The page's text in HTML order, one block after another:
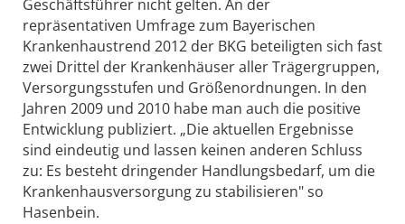
Geschäftsführer nicht gelten. An der
repräsentativen Umfrage zum Bayerischen
Krankenhaustrend 2012 der BKG beteiligten sich fast
zwei Drittel der Krankenhäuser aller Trägergruppen,
Versorgungsstufen und Größenordnungen. In den
Jahren 2009 und 2010 habe man auch die positive
Entwicklung publiziert. „Die aktuellen Ergebnisse
sind eindeutig und lassen keinen anderen Schluss
zu: Es besteht dringender Handlungsbedarf, um die
Krankenhausversorgung zu stabilisieren" so
Hasenbein.